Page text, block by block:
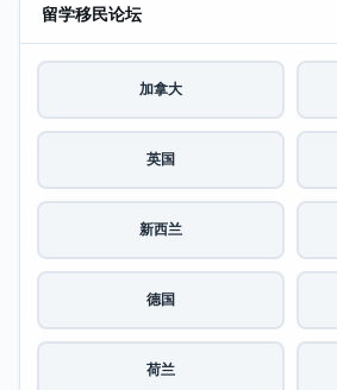
留学移民论坛
加拿大
英国
新西兰
德国
荷兰